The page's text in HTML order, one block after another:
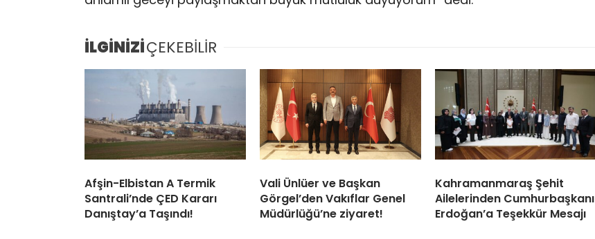
İLGİNİZİÇEKEBİLİR
Afşin-Elbistan A Termik
Santrali’nde ÇED Kararı
Danıştay’a Taşındı!
Vali Ünlüer ve Başkan
Görgel’den Vakıflar Genel
Müdürlüğü’ne ziyaret!
Kahramanmaraş Şehit
Ailelerinden Cumhurbaşkanı
Erdoğan’a Teşekkür Mesajı